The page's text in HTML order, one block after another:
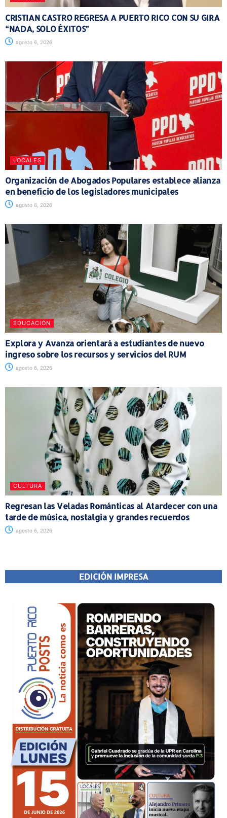
CRISTIAN CASTRO REGRESA A PUERTO RICO CON SU GIRA
“NADA, SOLO ÉXITOS”
agosto 6, 2026
LOCALES
Organización de Abogados Populares establece alianza
en beneficio de los legisladores municipales
agosto 6, 2026
EDUCACIÓN
Explora y Avanza orientará a estudiantes de nuevo
ingreso sobre los recursos y servicios del RUM
agosto 6, 2026
CULTURA
Regresan las Veladas Románticas al Atardecer con una
tarde de música, nostalgia y grandes recuerdos
agosto 6, 2026
EDICIÓN IMPRESA